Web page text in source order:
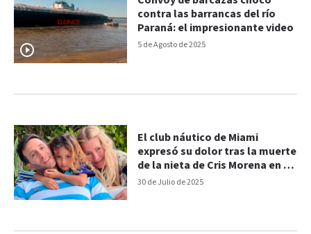
5 de Agosto de 2025
contra las barrancas del río
Paraná: el impresionante video
30 de Julio de 2025
El club náutico de Miami
expresó su dolor tras la muerte
de la nieta de Cris Morena en un
accidente